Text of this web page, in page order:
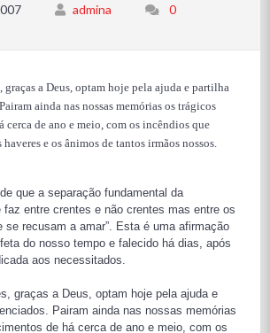
admina
0
a Deus, optam hoje pela ajuda e partilha
ainda nas nossas memórias os trágicos
cerca de ano e meio, com os incêndios que
e os ânimos de tantos irmãos nossos.
que a separação fundamental da
faz entre crentes e não crentes mas entre os
se recusam a amar”. Esta é uma afirmação
do nosso tempo e falecido há dias, após
aos necessitados.
graças a Deus, optam hoje pela ajuda e
Pairam ainda nas nossas memórias
de há cerca de ano e meio, com os